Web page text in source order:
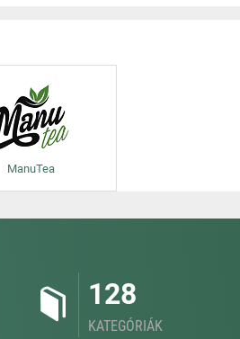
ManuTea
128
KATEGÓRIÁK